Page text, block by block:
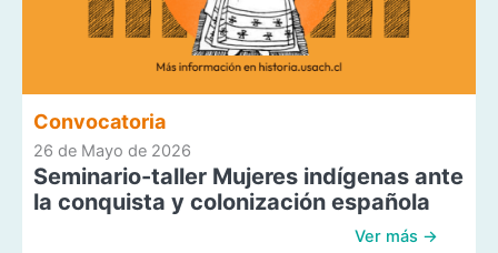
Convocatoria
26 de Mayo de 2026
Seminario-taller Mujeres indígenas ante
la conquista y colonización española
Ver más →